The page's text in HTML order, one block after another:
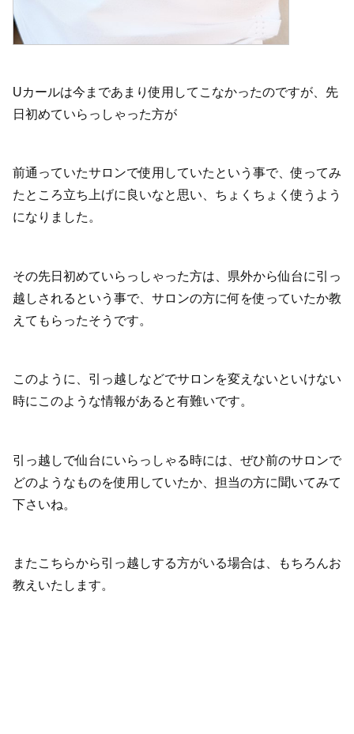
Uカールは今まであまり使用してこなかったのですが、先
日初めていらっしゃった方が
前通っていたサロンで使用していたという事で、使ってみ
たところ立ち上げに良いなと思い、ちょくちょく使うよう
になりました。
その先日初めていらっしゃった方は、県外から仙台に引っ
越しされるという事で、サロンの方に何を使っていたか教
えてもらったそうです。
このように、引っ越しなどでサロンを変えないといけない
時にこのような情報があると有難いです。
引っ越しで仙台にいらっしゃる時には、ぜひ前のサロンで
どのようなものを使用していたか、担当の方に聞いてみて
下さいね。
またこちらから引っ越しする方がいる場合は、もちろんお
教えいたします。